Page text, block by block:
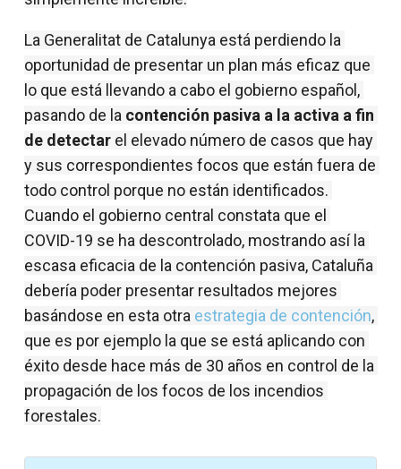
La Generalitat de Catalunya está perdiendo la
oportunidad de presentar un plan más eficaz que
lo que está llevando a cabo el gobierno español,
pasando de la contención pasiva a la activa a fin
de detectar el elevado número de casos que hay
y sus correspondientes focos que están fuera de
todo control porque no están identificados.
Cuando el gobierno central constata que el
COVID-19 se ha descontrolado, mostrando así la
escasa eficacia de la contención pasiva, Cataluña
debería poder presentar resultados mejores
basándose en esta otra estrategia de contención,
que es por ejemplo la que se está aplicando con
éxito desde hace más de 30 años en control de la
propagación de los focos de los incendios
forestales.